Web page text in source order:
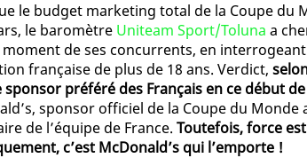
le budget marketing total de la Coupe du
le baromètre Uniteam Sport/Toluna a
de ses concurrents, en
française de plus de 18 ans. Verdict,
sponsor préféré des Français en ce début
sponsor officiel de la Coupe du
de l’équipe de France. Toutefois, force
c’est McDonald’s qui l’emporte !